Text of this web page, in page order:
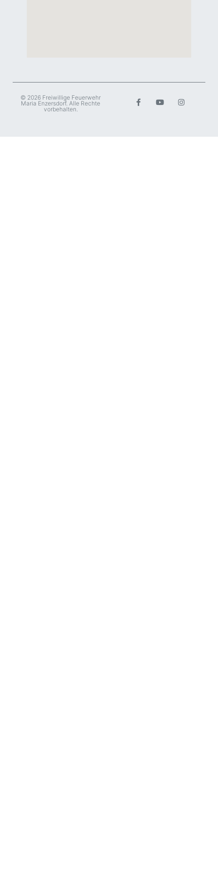
© 2026 Freiwillige Feuerwehr
Maria Enzersdorf. Alle Rechte
vorbehalten.